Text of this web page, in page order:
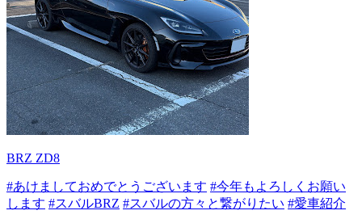
BRZ ZD8
#あけましておめでとうございます #今年もよろしくお願い
します #スバルBRZ #スバルの方々と繋がりたい #愛車紹介